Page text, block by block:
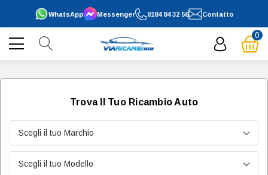
0184 84 32 56
WhatsApp Contatto
Messenger
0
Trova Il Tuo Ricambio Auto